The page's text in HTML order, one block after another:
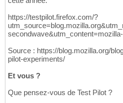
https://testpilot.firefox.com/?
Source : https://blog.mozilla.org/
pilot-experiments/
Et vous ?
Que pensez-vous de Test Pilot ?